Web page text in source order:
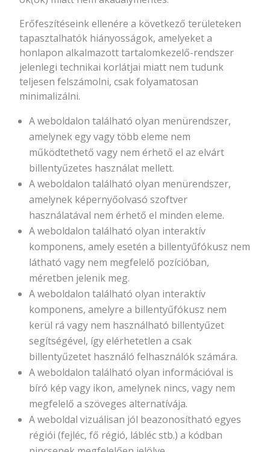
Erőfeszítéseink ellenére a következő területeken
tapasztalhatók hiányosságok, amelyeket a
honlapon alkalmazott tartalomkezelő-rendszer
jelenlegi technikai korlátjai miatt nem tudunk
teljesen felszámolni, csak folyamatosan
minimalizálni.
A weboldalon található olyan menürendszer,
amelynek egy vagy több eleme nem
működtethető vagy nem érhető el az elvárt
billentyűzetes használat mellett.
A weboldalon található olyan menürendszer,
amelynek képernyőolvasó szoftver
használatával nem érhető el minden eleme.
A weboldalon található olyan interaktív
komponens, amely esetén a billentyűfókusz nem
látható vagy nem megfelelő pozícióban,
méretben jelenik meg.
A weboldalon található olyan interaktív
komponens, amelyre a billentyűfókusz nem
kerül rá vagy nem használható billentyűzet
segítségével, így elérhetetlen a csak
billentyűzetet használó felhasználók számára.
A weboldalon található olyan információval is
bíró kép vagy ikon, amelynek nincs, vagy nem
megfelelő a szöveges alternatívája.
A weboldal vizuálisan jól beazonosítható egyes
régiói (fejléc, fő régió, lábléc stb.) a kódban